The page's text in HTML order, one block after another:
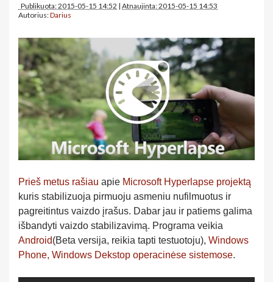
Publikuota: 2015-05-15 14:52 | Atnaujinta: 2015-05-15 14:53
Autorius:Darius
Prieš metus rašiau apie Microsoft Hyperlapse projektą
kuris stabilizuoja pirmuoju asmeniu nufilmuotus ir
pagreitintus vaizdo įrašus. Dabar jau ir patiems galima
išbandyti vaizdo stabilizavimą. Programa veikia
Android(Beta versija, reikia tapti testuotoju), Windows
Phone, Windows Dekstop operacinėse sistemose.